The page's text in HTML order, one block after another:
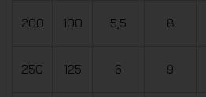
200 100 5,5 8
250 125 6 9